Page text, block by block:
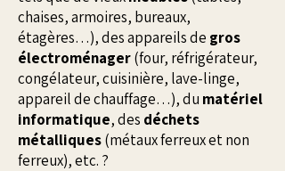
chaises, armoires, bureaux,
étagères…), des appareils de gros
électroménager(four, réfrigérateur,
congélateur, cuisinière, lave-linge,
appareil de chauffage…), du matériel
informatique, des déchets
métalliques(métaux ferreux et non
ferreux), etc. ?